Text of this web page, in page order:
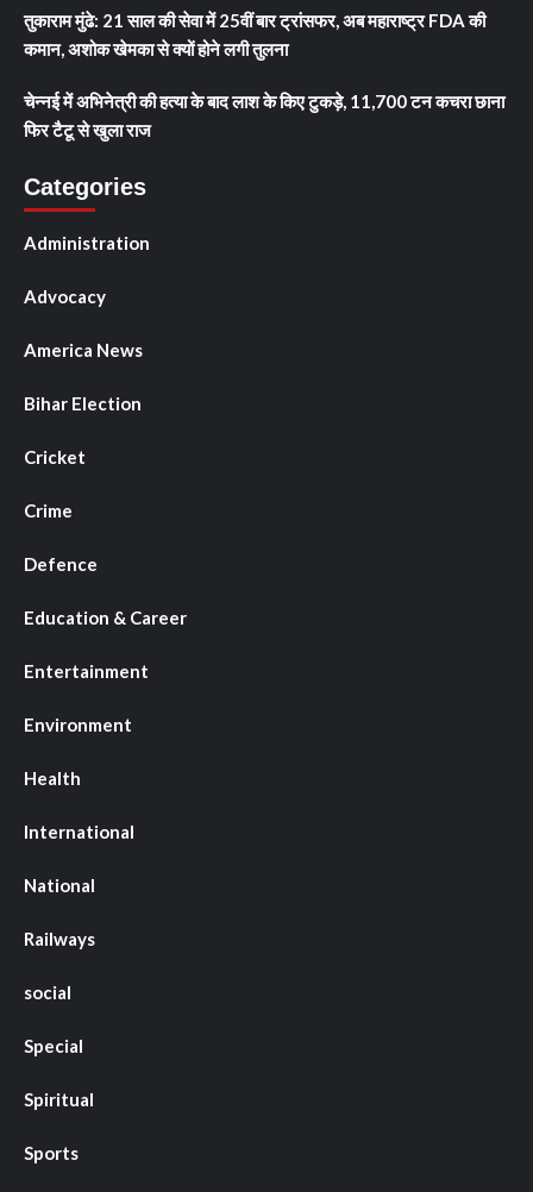
तुकाराम मुंढे: 21 साल की सेवा में 25वीं बार ट्रांसफर, अब महाराष्ट्र FDA की
कमान, अशोक खेमका से क्यों होने लगी तुलना
चेन्नई में अभिनेत्री की हत्या के बाद लाश के किए टुकड़े, 11,700 टन कचरा छाना
फिर टैटू से खुला राज
Categories
Administration
Advocacy
America News
Bihar Election
Cricket
Crime
Defence
Education & Career
Entertainment
Environment
Health
International
National
Railways
social
Special
Spiritual
Sports